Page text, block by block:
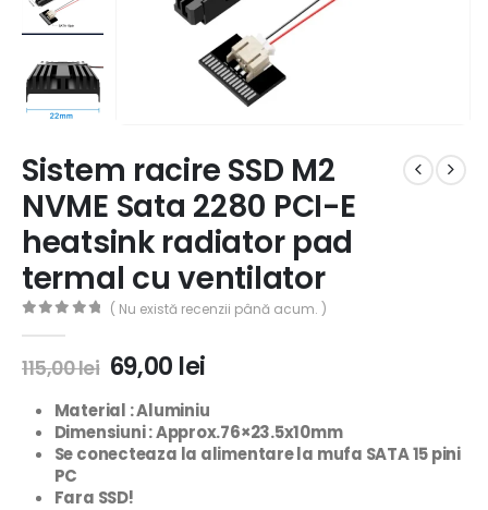
Sistem racire SSD M2
NVME Sata 2280 PCI-E
heatsink radiator pad
termal cu ventilator
( Nu există recenzii până acum. )
115,00lei 69,00 lei
Material : Aluminiu
Dimensiuni : Approx.76×23.5x10mm
Se conecteaza la alimentare la mufa SATA 15 pini
PC
Fara SSD!